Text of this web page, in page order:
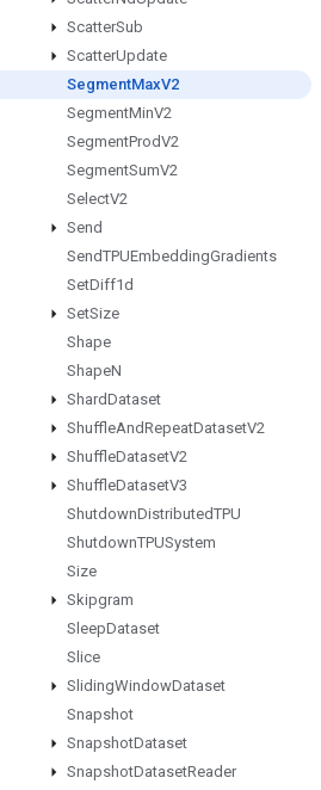
ScatterSub
ScatterUpdate
SegmentMaxV2
SegmentMinV2
SegmentProdV2
SegmentSumV2
SelectV2
Send
SendTPUEmbeddingGradients
SetDiff1d
SetSize
Shape
ShapeN
ShardDataset
ShuffleAndRepeatDatasetV2
ShuffleDatasetV2
ShuffleDatasetV3
ShutdownDistributedTPU
ShutdownTPUSystem
Size
Skipgram
SleepDataset
Slice
SlidingWindowDataset
Snapshot
SnapshotDataset
SnapshotDatasetReader